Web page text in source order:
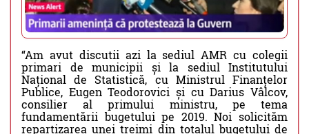
“Am avut discutii azi la sediul AMR cu colegii
primari de municipii și la sediul Institutului
Național de Statistică, cu Ministrul Finanțelor
Publice, Eugen Teodorovici și cu Darius Vâlcov,
consilier al primului ministru, pe tema
fundamentării bugetului pe 2019. Noi solicităm
repartizarea unei treimi din totalul bugetului de